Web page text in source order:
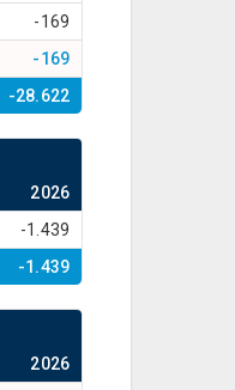
-169
-169
-28.622
2026
-1.439
-1.439
2026